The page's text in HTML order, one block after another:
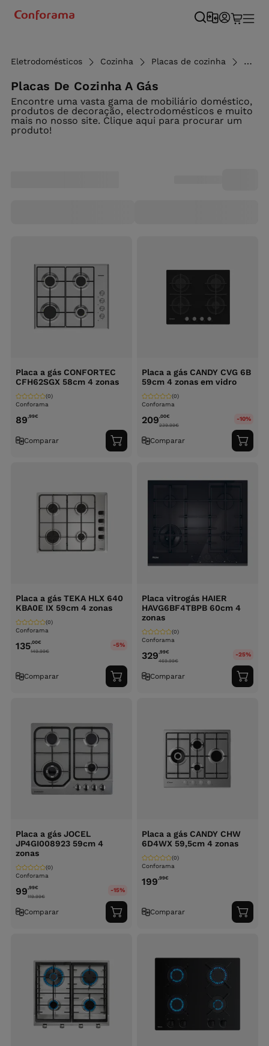
Eletrodomésticos Cozinha Placas de cozinha
Placas De Cozinha A Gás
Encontre uma vasta gama de mobiliário doméstico,
produtos de decoração, electrodomésticos e muito
mais no nosso site. Clique aqui para procurar um
produto!
Placa a gás CONFORTEC
CFH62SGX 58cm 4 zonas
Conforama
(0)
89,99€
Comparar
Adicionar
ao
Placa a gás CANDY CVG 6B
59cm 4 zonas em vidro
Conforama
(0)
209,00€
239.99€
-10%
Comparar
ao
Placa a gás TEKA HLX 640
KBA0E IX 59cm 4 zonas
Conforama
(0)
135,00€
149.99€
-5%
Comparar
Adicionar
ao
Placa vitrogás HAIER
HAVG6BF4TBPB 60cm 4
zonas
Conforama
(0)
329,99€
469.99€
-25%
Comparar
ao
Placa a gás JOCEL
JP4GI008923 59cm 4
zonas
Conforama
(0)
99,99€
119.99€
-15%
Comparar
Adicionar
ao
Placa a gás CANDY CHW
6D4WX 59,5cm 4 zonas
Conforama
(0)
199,99€
Comparar
ao